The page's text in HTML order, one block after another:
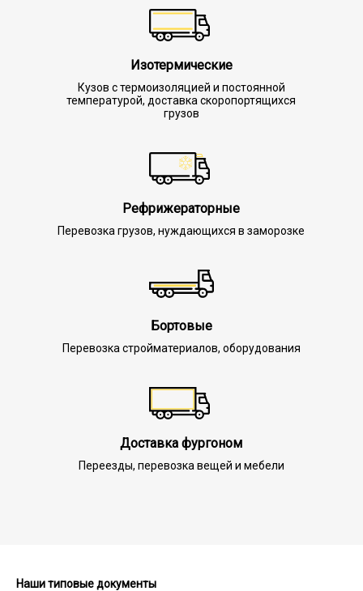
Изотермические
Кузов с термоизоляцией и постоянной
температурой, доставка скоропортящихся
грузов
Рефрижераторные
Перевозка грузов, нуждающихся в заморозке
Бортовые
Перевозка стройматериалов, оборудования
Доставка фургоном
Переезды, перевозка вещей и мебели
Наши типовые документы